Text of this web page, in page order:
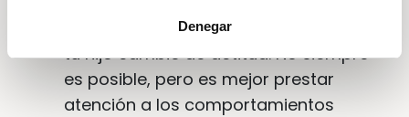
Denegar
unos minutos será suficiente para que
tu hijo cambie de actitud. No siempre
es posible, pero es mejor prestar
atención a los comportamientos